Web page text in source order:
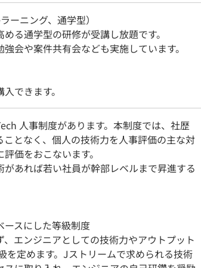
ーニング、通学型）
る通学型の研修が受講し放題です。
会や案件共有会なども実施しています。
できます。
人事制度があります。本制度では、社歴
ことなく、個人の技術力を人事評価の主な対
価をおこないます。
があれば若い社員が幹部レベルまで昇進する
ースにした等級制度
エンジニアとしての技術力やアウトプット
を定めます。Jストリームで求められる技術